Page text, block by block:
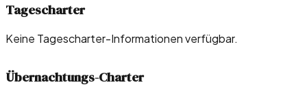
Tagescharter
Keine Tagescharter-Informationen verfügbar.
Übernachtungs-Charter